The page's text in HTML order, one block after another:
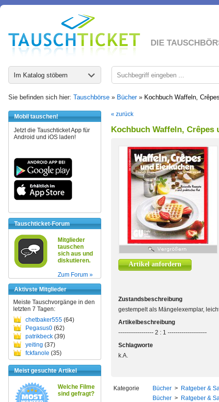
DIE
Im Katalog stöbern
Sie befinden sich hier: Tauschbörse » Bücher» Kochbuch Waffeln,
Mobil tauschen!
Jetzt die Tauschticket App für
Android und iOS laden!
Tauschticket-Forum
Mitglieder
tauschen
sich aus und
diskutieren.
Zum Forum »
Aktivste Mitglieder
Meiste Tauschvorgänge in den
letzten 7 Tagen:
chetbaker555 (64)
Pegasus0 (62)
patrikbeck (39)
yeiting (37)
fckfanole (35)
Meist gesuchte Artikel
Welche Filme
sind gefragt?
« zurück
Kochbuch Waffeln, Crêpes
Artikel anfordern
Zustandsbeschreibung
gestempelt als Mängelexemplar,
Artikelbeschreibung
------------------ 2 : 1 --------------------
Schlagworte
k.A.
Kategorie Bücher > Ratgeber &
Bücher > Ratgeber &